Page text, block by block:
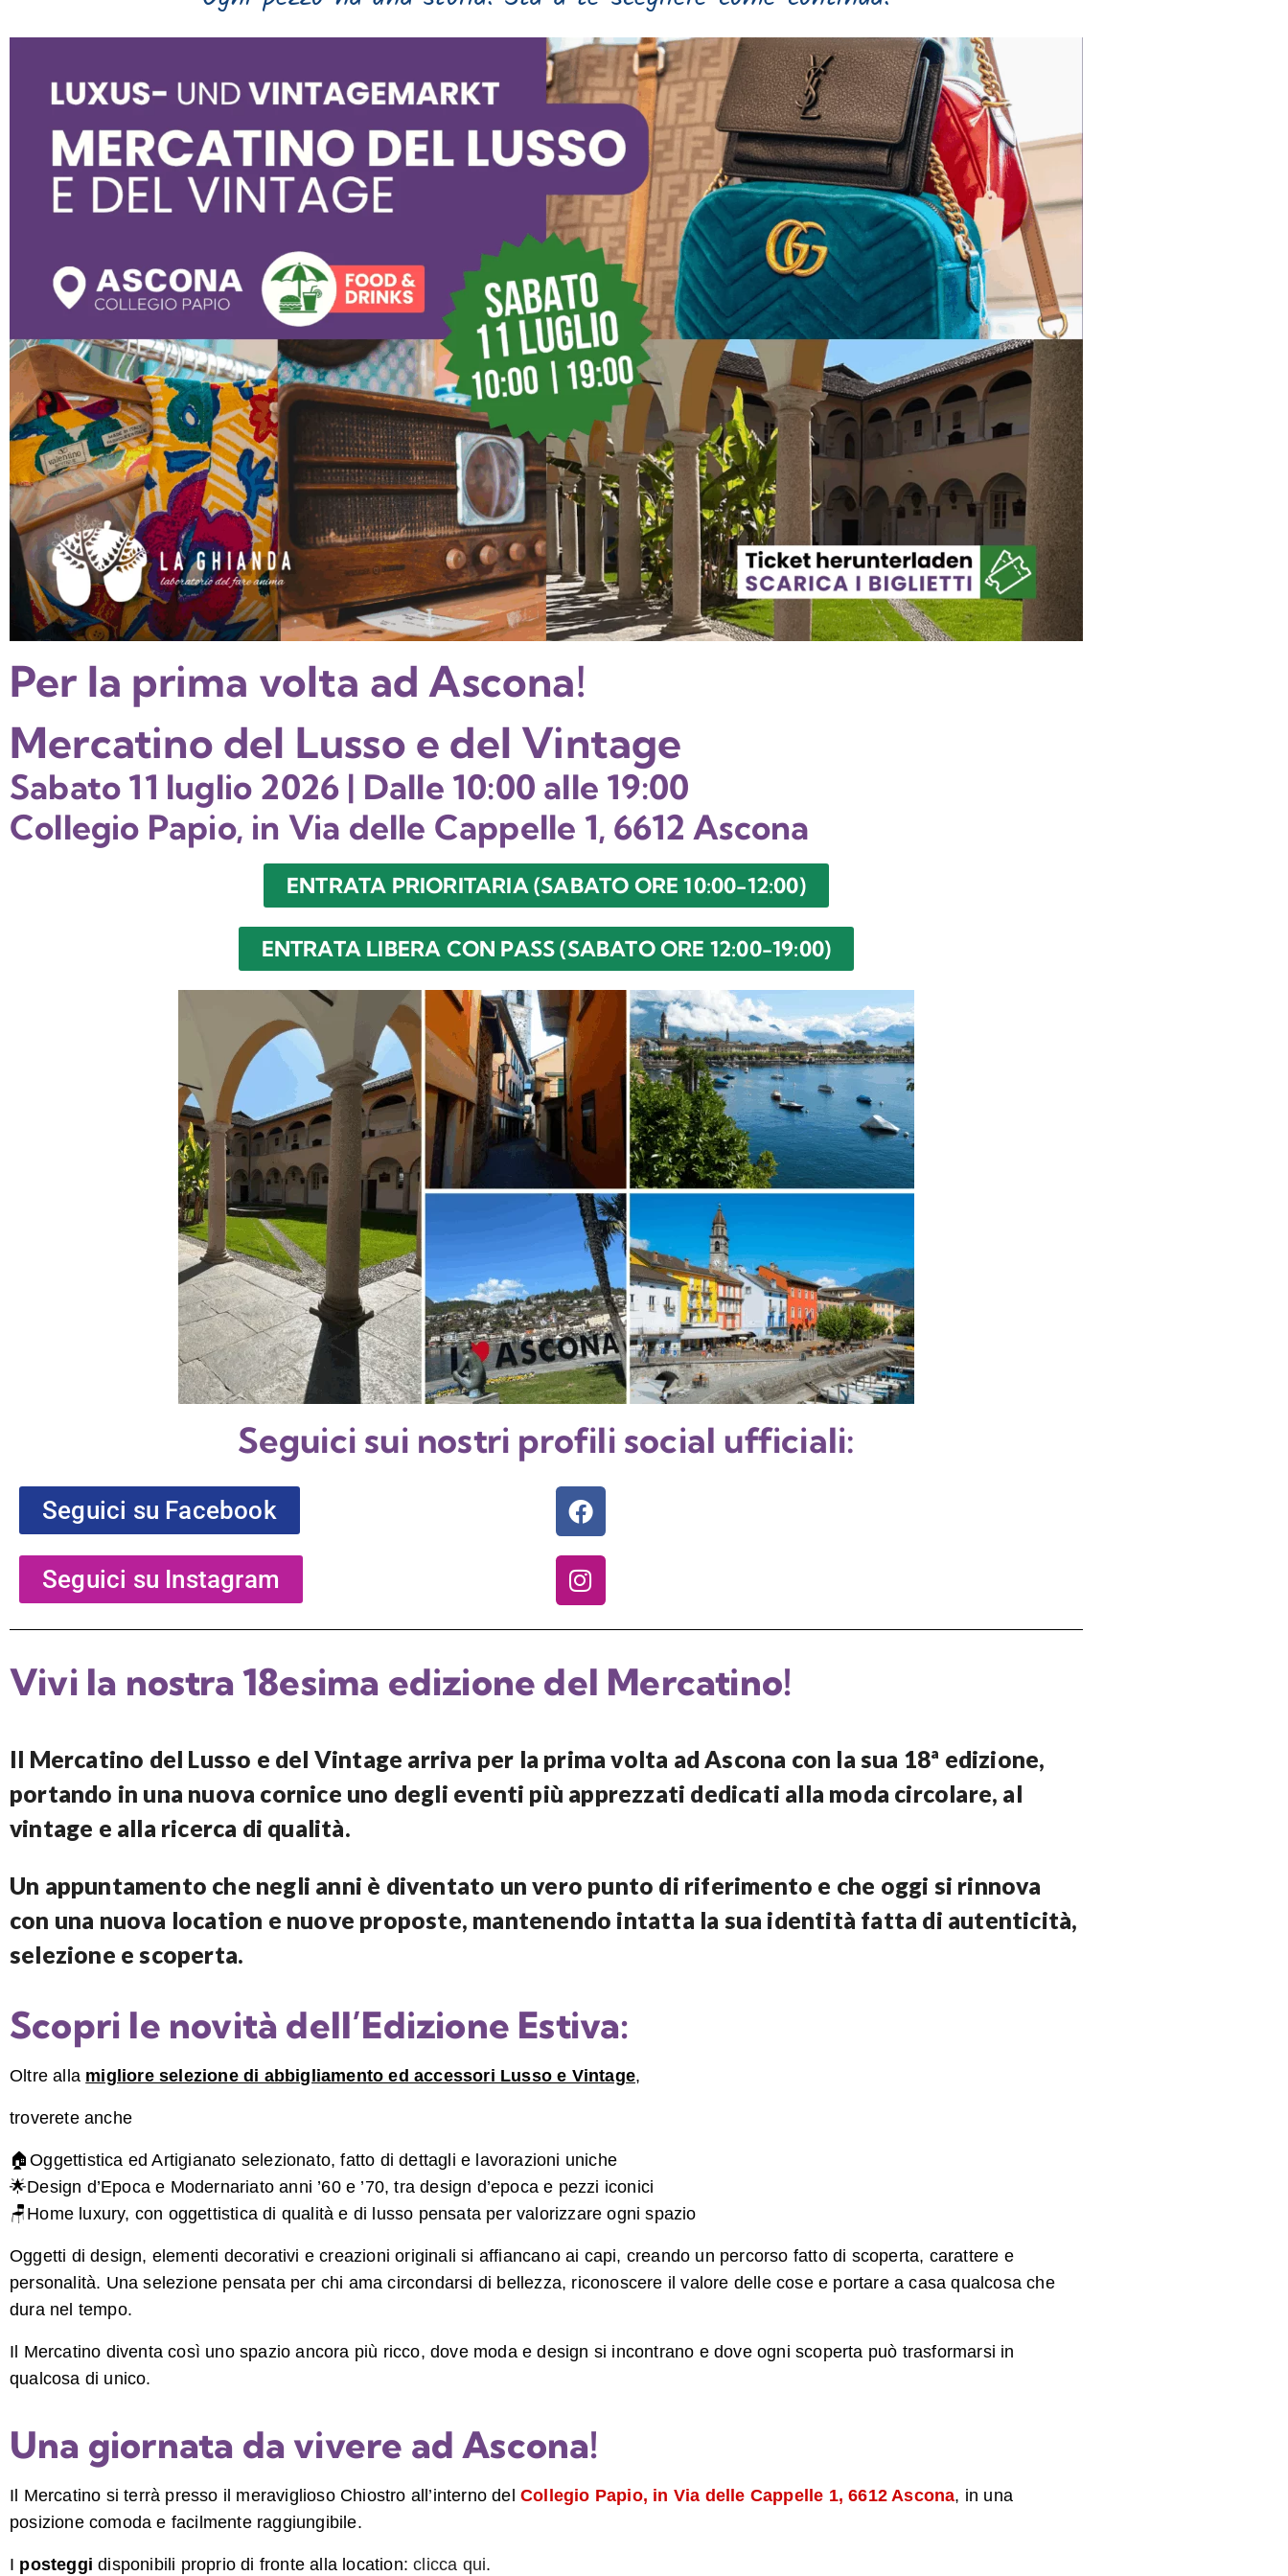
Per la prima volta ad Ascona!
Mercatino del Lusso e del Vintage
Sabato 11 luglio 2026 | Dalle 10:00 alle 19:00
Collegio Papio, in Via delle Cappelle 1, 6612 Ascona
ENTRATA PRIORITARIA (SABATO ORE 10:00-12:00)
ENTRATA LIBERA CON PASS (SABATO ORE 12:00-19:00)
Seguici sui nostri profili social ufficiali:
Seguici su Facebook
Seguici su Instagram
Vivi la nostra 18esima edizione del Mercatino!
Il Mercatino del Lusso e del Vintage arriva per la prima volta ad Ascona con la sua 18ª edizione,
portando in una nuova cornice uno degli eventi più apprezzati dedicati alla moda circolare, al
vintage e alla ricerca di qualità.
Un appuntamento che negli anni è diventato un vero punto di riferimento e che oggi si rinnova
con una nuova location e nuove proposte, mantenendo intatta la sua identità fatta di autenticità,
selezione e scoperta.
Scopri le novità dell’Edizione Estiva:
Oltre alla migliore selezione di abbigliamento ed accessori Lusso e Vintage,
troverete anche
🏠Oggettistica ed Artigianato selezionato, fatto di dettagli e lavorazioni uniche
🌟Design d’Epoca e Modernariato anni ’60 e ’70, tra design d’epoca e pezzi iconici
🪑Home luxury, con oggettistica di qualità e di lusso pensata per valorizzare ogni spazio
Oggetti di design, elementi decorativi e creazioni originali si affiancano ai capi, creando un percorso fatto di scoperta, carattere e
personalità. Una selezione pensata per chi ama circondarsi di bellezza, riconoscere il valore delle cose e portare a casa qualcosa che
dura nel tempo.
Il Mercatino diventa così uno spazio ancora più ricco, dove moda e design si incontrano e dove ogni scoperta può trasformarsi in
qualcosa di unico.
Una giornata da vivere ad Ascona!
Il Mercatino si terrà presso il meraviglioso Chiostro all’interno del Collegio Papio, in Via delle Cappelle 1, 6612 Ascona, in una
posizione comoda e facilmente raggiungibile.
I posteggi disponibili proprio di fronte alla location:clicca qui.